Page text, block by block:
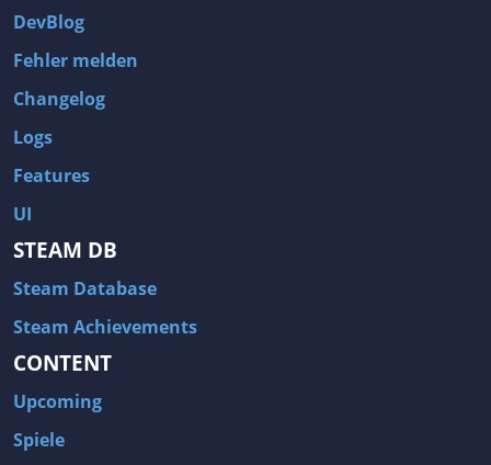
DevBlog
Fehler melden
Changelog
Logs
Features
UI
STEAM DB
Steam Database
Steam Achievements
CONTENT
Upcoming
Spiele